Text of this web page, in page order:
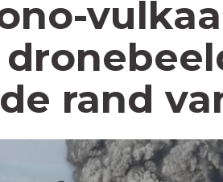
rand